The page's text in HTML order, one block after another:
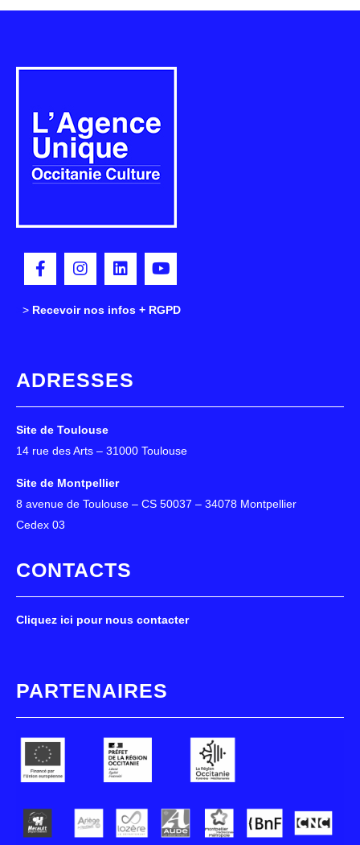
> Recevoir nos infos + RGPD
ADRESSES
Site de Toulouse
14 rue des Arts – 31000 Toulouse
Site de Montpellier
8 avenue de Toulouse – CS 50037 – 34078 Montpellier
Cedex 03
CONTACTS
Cliquez ici pour nous contacter
PARTENAIRES